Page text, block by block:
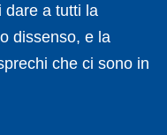
dare a tutti la
dissenso, e la
che ci sono in